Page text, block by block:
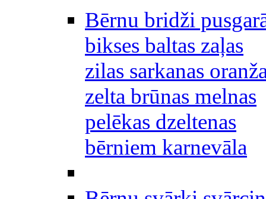
Bērnu bridži
bikses baltas zaļas
zilas sarkanas
zelta brūnas melnas
pelēkas dzeltenas
bērniem karnevāla